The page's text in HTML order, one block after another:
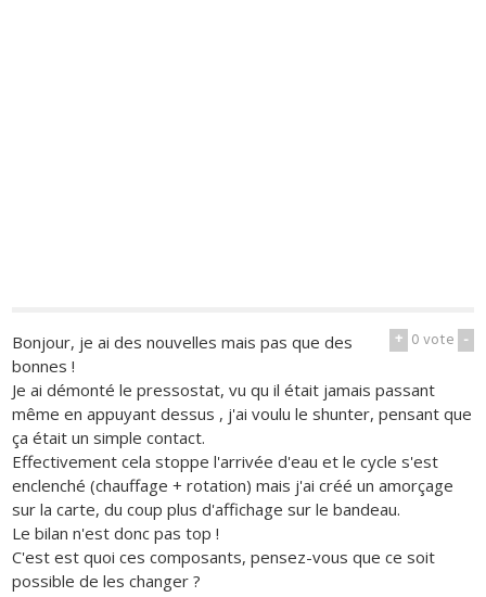
+ 0vote -
Bonjour, je ai des nouvelles mais pas que des
bonnes !
Je ai démonté le pressostat, vu qu il était jamais passant
même en appuyant dessus , j'ai voulu le shunter, pensant que
ça était un simple contact.
Effectivement cela stoppe l'arrivée d'eau et le cycle s'est
enclenché (chauffage + rotation) mais j'ai créé un amorçage
sur la carte, du coup plus d'affichage sur le bandeau.
Le bilan n'est donc pas top !
C'est est quoi ces composants, pensez-vous que ce soit
possible de les changer ?